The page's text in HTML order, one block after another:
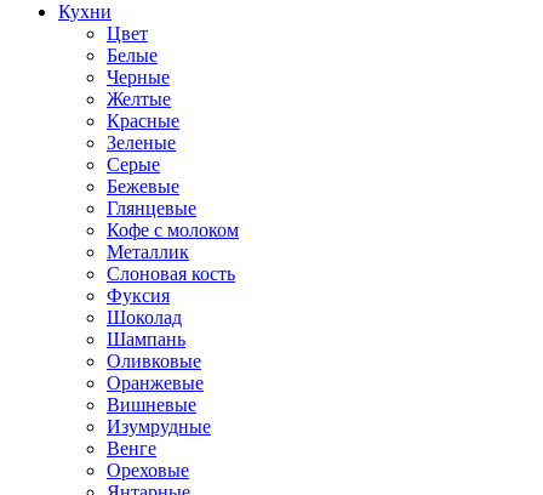
Кухни
Цвет
Белые
Черные
Желтые
Красные
Зеленые
Серые
Бежевые
Глянцевые
Кофе с молоком
Металлик
Слоновая кость
Фуксия
Шоколад
Шампань
Оливковые
Оранжевые
Вишневые
Изумрудные
Венге
Ореховые